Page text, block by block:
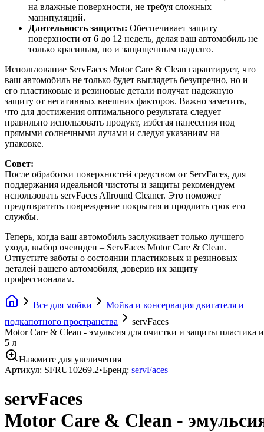
на влажные поверхности, не требуя сложных
манипуляций.
Длительность защиты: Обеспечивает защиту
поверхности от 6 до 12 недель, делая ваш автомобиль не
только красивым, но и защищенным надолго.
Использование ServFaces Motor Care & Clean гарантирует, что
ваш автомобиль не только будет выглядеть безупречно, но и
его пластиковые и резиновые детали получат надежную
защиту от негативных внешних факторов. Важно заметить,
что для достижения оптимального результата следует
правильно использовать продукт, избегая нанесения под
прямыми солнечными лучами и следуя указаниям на
упаковке.
Совет:
После обработки поверхностей средством от ServFaces, для
поддержания идеальной чистоты и защиты рекомендуем
использовать servFaces Allround Cleaner. Это поможет
предотвратить повреждение покрытия и продлить срок его
службы.
Теперь, когда ваш автомобиль заслуживает только лучшего
ухода, выбор очевиден – ServFaces Motor Care & Clean.
Отпустите заботы о состоянии пластиковых и резиновых
деталей вашего автомобиля, доверив их защиту
профессионалам.
Все для мойки
Мойка и консервация двигателя и
подкапотного пространства
servFaces
Motor Care & Clean - эмульсия для очистки и защиты пластика
5 л
Нажмите для увеличения
Артикул: SFRU10269.2•Бренд: servFaces
servFaces
Motor Care & Clean -